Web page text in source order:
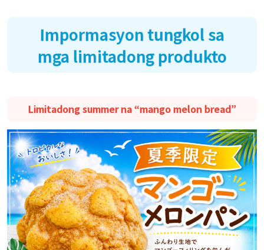
Impormasyon tungkol sa
mga limitadong produkto
Limitadong summer na “mango melon bread”